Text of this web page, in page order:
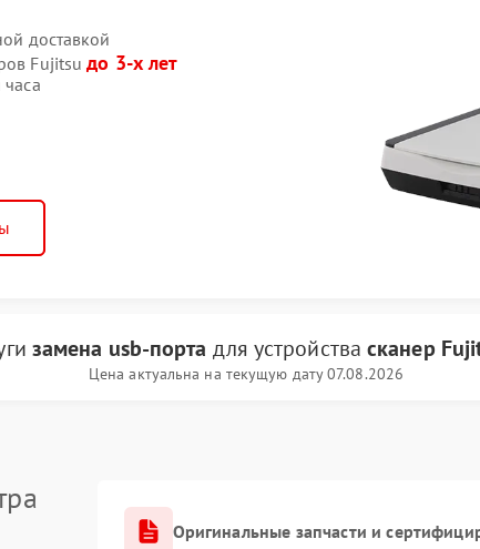
доставкой
Fujitsuдо 3-х лет
замена usb-порта для устройствасканер
Цена актуальна на текущую дату 07.08.2026
Оригинальные запчасти и